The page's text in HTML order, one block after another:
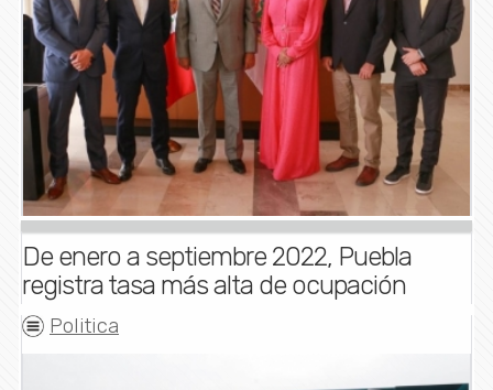
De enero a septiembre 2022, Puebla
registra tasa más alta de ocupación
Politica